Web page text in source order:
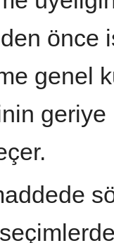
önce
genel